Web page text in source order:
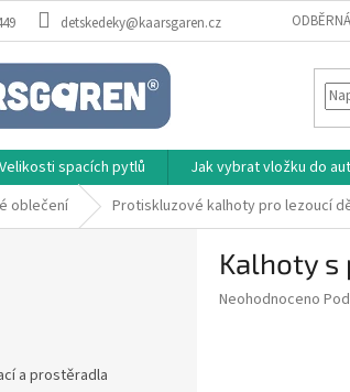
detskedeky@kaarsgaren.cz
Velikosti spacích pytlů Jak vybrat vložku do
oblečení Protiskluzové kalhoty pro lezoucí
a prostěradla
Kalhoty
Průměrné
Neohodnoceno